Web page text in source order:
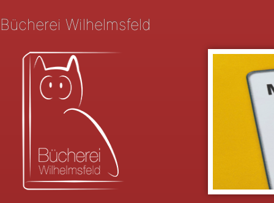
Bücherei Wilhelmsfeld